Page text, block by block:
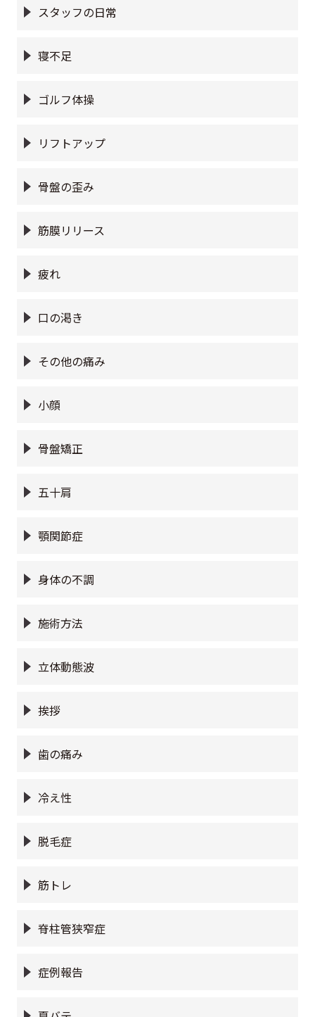
スタッフの日常
寝不足
ゴルフ体操
リフトアップ
骨盤の歪み
筋膜リリース
疲れ
口の渇き
その他の痛み
小顔
骨盤矯正
五十肩
顎関節症
身体の不調
施術方法
立体動態波
挨拶
歯の痛み
冷え性
脱毛症
筋トレ
脊柱管狭窄症
症例報告